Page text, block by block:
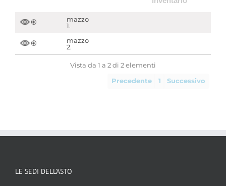
mazzo
1.
mazzo
2.
Vista da 1 a 2 di 2 elementi
Precedente 1 Successivo
LE SEDI DELL’ASTO